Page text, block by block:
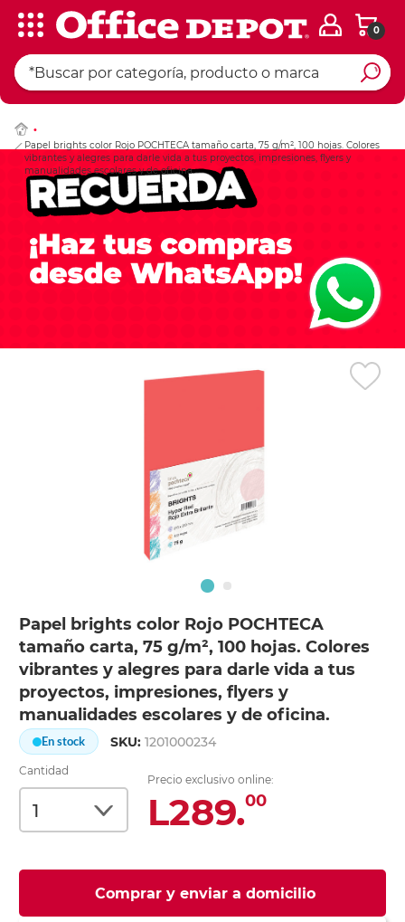
0
Papel brights color Rojo POCHTECA tamaño carta, 75 g/m², 100 hojas. Colores
vibrantes y alegres para darle vida a tus proyectos, impresiones, flyers y
manualidades escolares y de oficina.
Papel brights color Rojo POCHTECA
tamaño carta, 75 g/m², 100 hojas. Colores
vibrantes y alegres para darle vida a tus
proyectos, impresiones, flyers y
manualidades escolares y de oficina.
En stock SKU:1201000234
Cantidad
Precio exclusivo online:
L289.00
Comprar y enviar a domicilio
Ingresar Codigo